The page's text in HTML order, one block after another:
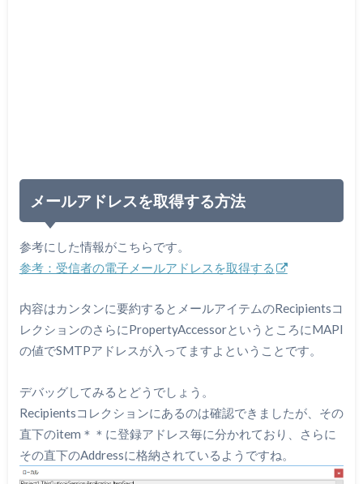
メールアドレスを取得する方法
参考にした情報がこちらです。
参考：受信者の電子メールアドレスを取得する
内容はカンタンに要約するとメールアイテムのRecipientsコ
レクションのさらにPropertyAccessorというところにMAPI
の値でSMTPアドレスが入ってますよということです。
デバッグしてみるとどうでしょう。
Recipientsコレクションにあるのは確認できましたが、その
直下のitem＊＊に登録アドレス毎に分かれており、さらに
その直下のAddressに格納されているようですね。